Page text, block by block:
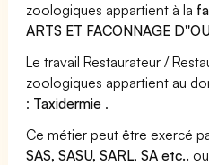
zoologiques appartient à la
ARTS ET FACONNAGE
Le travail Restaurateur /
zoologiques appartient au
: Taxidermie .
Ce métier peut être exercé
SAS, SASU, SARL, SA etc..